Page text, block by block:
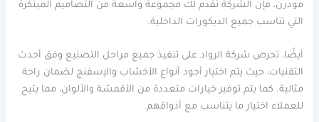
مودرن، فإن الشركة تقدم لك مجموعة واسعة من التصاميم المبتكرة
التي تناسب جميع الديكورات الداخلية.
أيضًا، تحرص شركة الرواد على تنفيذ جميع مراحل التصنيع وفق أحدث
التقنيات، حيث يتم اختيار أجود أنواع الأخشاب والإسفنج لضمان راحة
مثالية. كما يتم توفير خيارات متعددة من الأقمشة والألوان، مما يتيح
للعملاء اختيار ما يتناسب مع أذواقهم.